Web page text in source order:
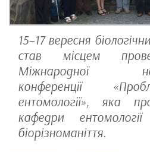
15–17 вересня
став місцем
Міжнародної
конференції
ентомології», яка
кафедри
біорізноманіття.